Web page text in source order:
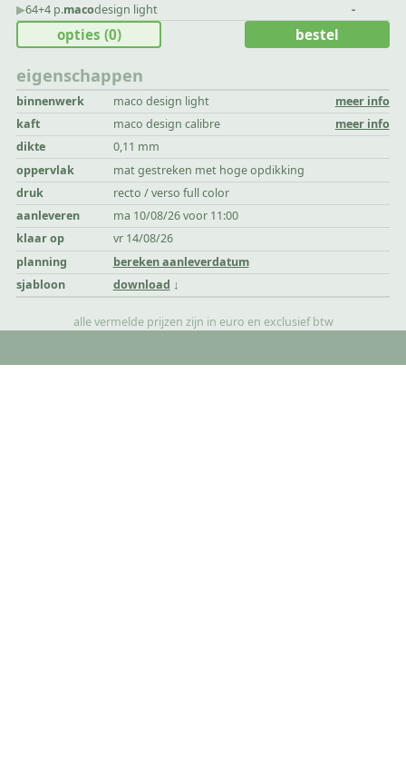
▶︎64+4 p.macodesign light -
eigenschappen
binnenwerk maco design light
meer info
kaft
maco design calibre
meer info
dikte
0,11 mm
oppervlak
mat gestreken met hoge opdikking
druk
recto / verso full color
aanleveren
ma 10/08/26 voor 11:00
klaar op
vr 14/08/26
planning
bereken aanleverdatum
sjabloon
download
opties (0) bestel
alle vermelde prijzen zijn in euro en exclusief btw